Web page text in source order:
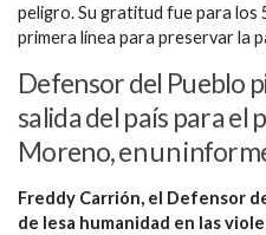
peligro. Su gratitud fue para los
primera línea para preservar la
Defensor del Pueblo
salida del país para el
Moreno, en un
Freddy Carrión, el Defensor
de lesa humanidad en las